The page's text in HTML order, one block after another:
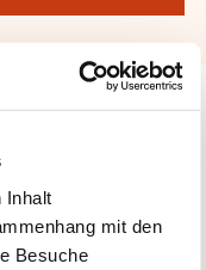
Inhalt
mit den
BesucheYouTube